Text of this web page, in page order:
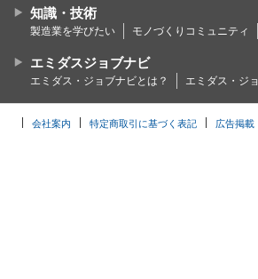
知識・技術
製造業を学びたい モノづくりコミュニティ
エミダスジョブナビ
エミダス・ジョブナビとは？ エミダス・ジ
会社案内 特定商取引に基づく表記 広告掲載